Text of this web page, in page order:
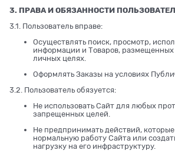
3. ПРАВА И ОБЯЗАННОСТИ
3.1. Пользователь вправе:
Осуществлять поиск, просмотр,
информации и Товаров, размещенных
личных целях.
Оформлять Заказы на условиях
3.2. Пользователь обязуется:
Не использовать Сайт для любых
запрещенных целей.
Не предпринимать действий,
нормальную работу Сайта или
нагрузку на его инфраструктуру.